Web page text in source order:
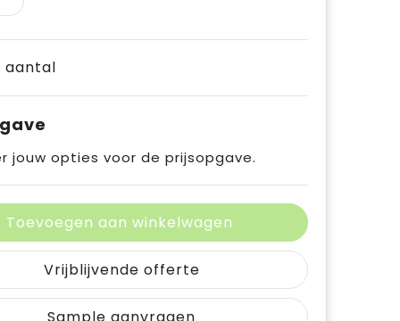
aantal
jouw opties voor de prijsopgave.
Toevoegen aan winkelwagen
Vrijblijvende offerte
Sample aanvragen